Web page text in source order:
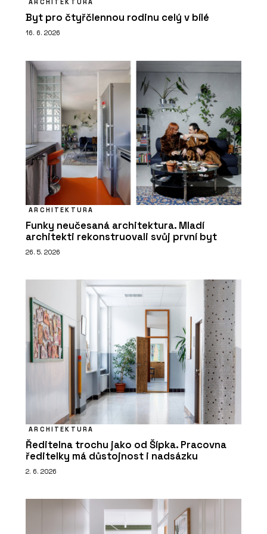
ARCHITEKTURA
Byt pro čtyřčlennou rodinu celý v bílé
16. 6. 2026
ARCHITEKTURA
Funky neučesaná architektura. Mladí
architekti rekonstruovali svůj první byt
26. 5. 2026
ARCHITEKTURA
Ředitelna trochu jako od Šípka. Pracovna
ředitelky má důstojnost i nadsázku
2. 6. 2026